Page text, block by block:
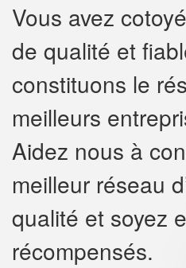
Vous avez
de qualité et
constituons le
meilleurs
Aidez nous à
meilleur réseau
qualité et soyez
récompensés.
✕